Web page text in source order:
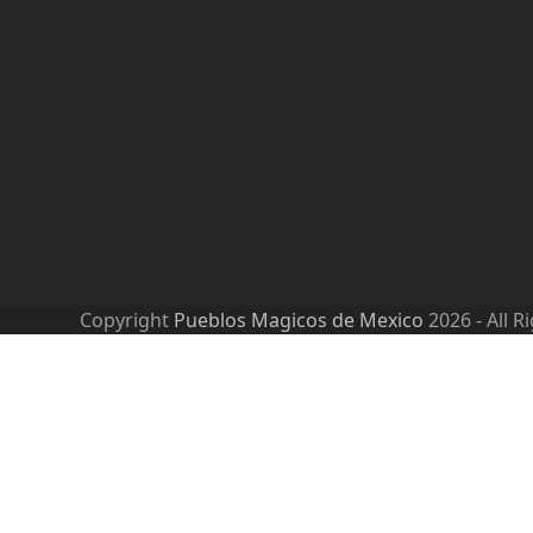
Copyright Pueblos Magicos de Mexico 2026 - All